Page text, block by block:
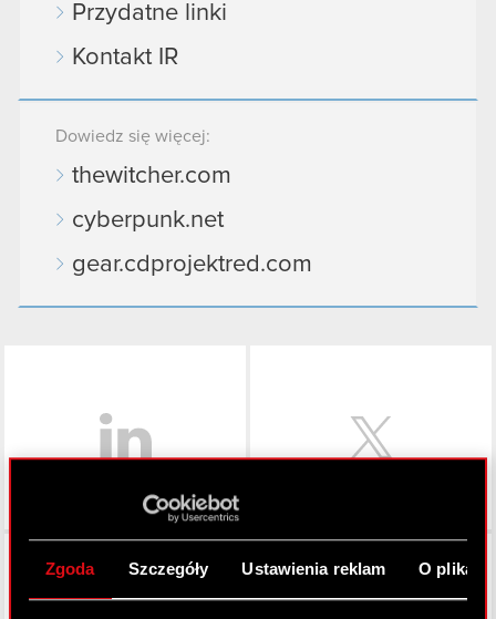
Zgoda Szczegóły Ustawienia reklam O
Przydatne linki
Kontakt IR
Dowiedz się więcej:
thewitcher.com
cyberpunk.net
gear.cdprojektred.com